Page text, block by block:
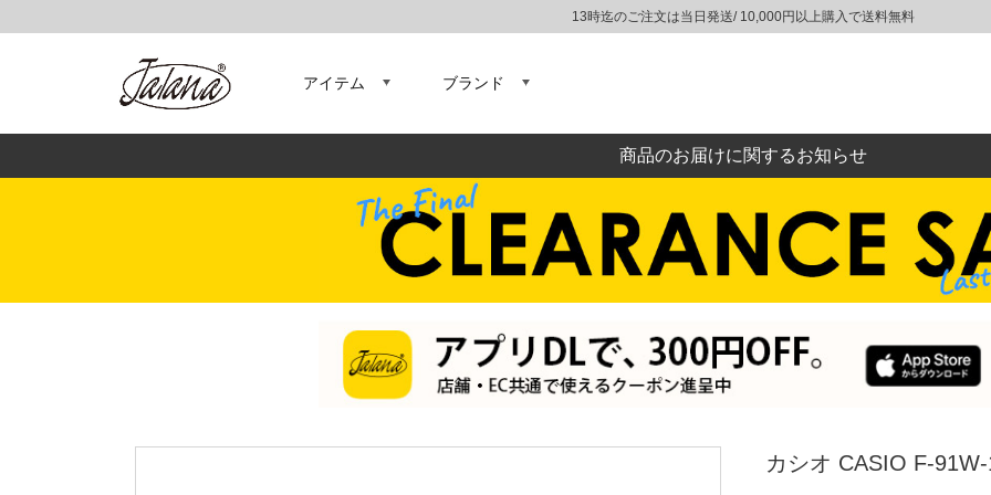
13時迄のご注文は当日発送/ 10,000円以上購入で送料無料
アイテム ブランド
商品のお届けに関するお知らせ
カシオ CASIO F-